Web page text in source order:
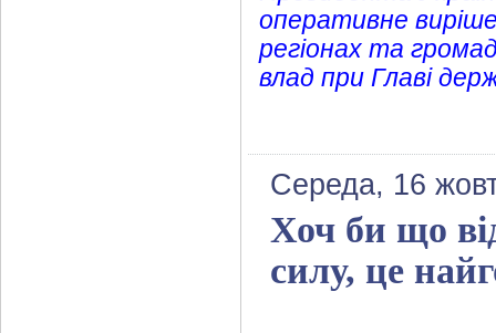
оперативне
регіонах та
влад при Главі
Середа, 16
Хоч би що
силу, це